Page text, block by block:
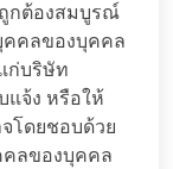
กต้องสมบูรณ์
คคลของบุคคล
ก่บริษัท
แจ้ง หรือให้
โดยชอบด้วย
คลของบุคคล